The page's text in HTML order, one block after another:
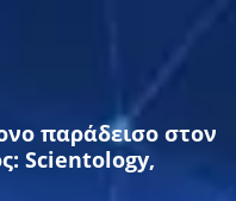
παράδεισο στον
Scientology,